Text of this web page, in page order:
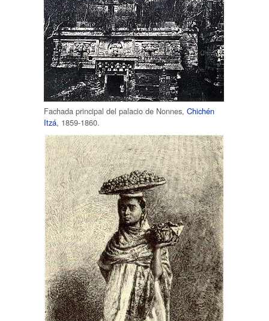
Fachada principal del palacio de Nonnes, Chichén
Itzá, 1859-1860.